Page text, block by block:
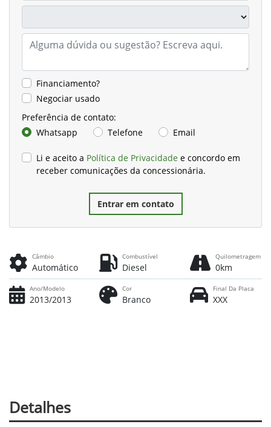
Financiamento?
Negociar usado
Preferência de contato:
Whatsapp
Telefone Email
Li e aceito a Política de Privacidade e concordo em
receber comunicações da concessionária.
Entrar em contato
Câmbio
Automático
Combustível
Diesel
Quilometragem
0km
Ano/Modelo
2013/2013
Cor
Branco
Final Da Placa
XXX
Detalhes